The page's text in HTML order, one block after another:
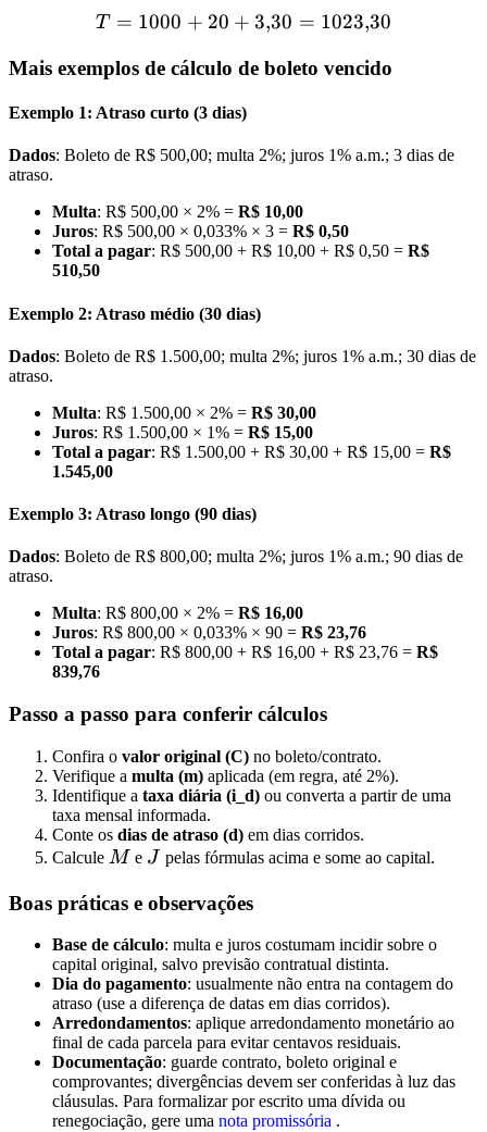
T = 1000 + 20 + 3,30 = 1023,30
Mais exemplos de cálculo de boleto vencido
Exemplo 1: Atraso curto (3 dias)
Dados: Boleto de R$ 500,00; multa 2%; juros 1% a.m.; 3 dias de
atraso.
Multa: R$ 500,00 × 2% = R$ 10,00
Juros: R$ 500,00 × 0,033% × 3 = R$ 0,50
Total a pagar: R$ 500,00 + R$ 10,00 + R$ 0,50 = R$
510,50
Exemplo 2: Atraso médio (30 dias)
Dados: Boleto de R$ 1.500,00; multa 2%; juros 1% a.m.; 30 dias de
atraso.
Multa: R$ 1.500,00 × 2% = R$ 30,00
Juros: R$ 1.500,00 × 1% = R$ 15,00
Total a pagar: R$ 1.500,00 + R$ 30,00 + R$ 15,00 = R$
1.545,00
Exemplo 3: Atraso longo (90 dias)
Dados: Boleto de R$ 800,00; multa 2%; juros 1% a.m.; 90 dias de
atraso.
Multa: R$ 800,00 × 2% = R$ 16,00
Juros: R$ 800,00 × 0,033% × 90 = R$ 23,76
Total a pagar: R$ 800,00 + R$ 16,00 + R$ 23,76 = R$
839,76
Passo a passo para conferir cálculos
Confira o valor original (C) no boleto/contrato.
Verifique a multa (m) aplicada (em regra, até 2%).
Identifique a taxa diária (i_d) ou converta a partir de uma
taxa mensal informada.
Conte os dias de atraso (d) em dias corridos.
Calcule M e J pelas fórmulas acima e some ao capital.
Boas práticas e observações
Base de cálculo: multa e juros costumam incidir sobre o
capital original, salvo previsão contratual distinta.
Dia do pagamento: usualmente não entra na contagem do
atraso (use a diferença de datas em dias corridos).
Arredondamentos: aplique arredondamento monetário ao
final de cada parcela para evitar centavos residuais.
Documentação: guarde contrato, boleto original e
comprovantes; divergências devem ser conferidas à luz das
cláusulas. Para formalizar por escrito uma dívida ou
renegociação, gere uma nota promissória .